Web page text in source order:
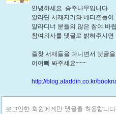
안녕하세요. 승주나무입니다.
알라딘 서재지기와 네티즌들
알라디너 분들의 많은 참여 바
참여의사를 댓글로 밝혀주시
즐찾 서재들을 다니면서 댓글
어여삐 봐주세요~~~
http://blog.aladdin.co.kr/